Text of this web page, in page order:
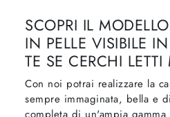
SCOPRI IL
IN PELLE VISIBILE
TE SE CERCHI
Con noi potrai realizzare la
sempre immaginata, bella e